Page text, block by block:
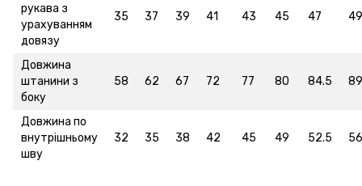
рукава з
урахуванням
довязу
35 37 39 41 43 45 47 49
Довжина
штанини з
боку
58 62 67 72 77 80 84.5 89
Довжина по
внутрішньому
шву
32 35 38 42 45 49 52.5 56